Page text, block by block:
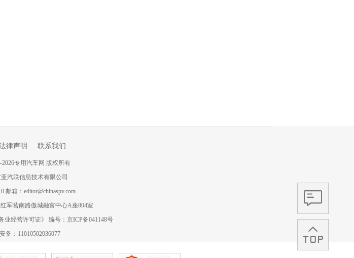
律声明 联系我们
2026专用汽车网 版权所有
汽联信息技术有限公司
邮箱：editor@chinaspv.com
军营南路傲城融富中心A座804室
业经营许可证》 编号：京ICP备041148号
备：11010502036077